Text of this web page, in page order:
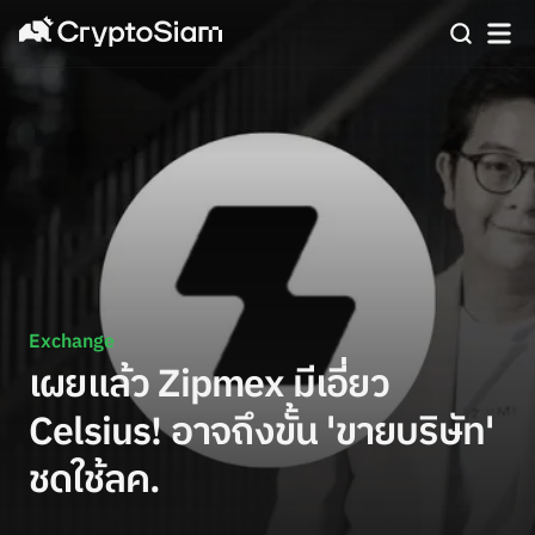
Exchange
เผยแล้ว Zipmex มีเอี่ยว
Celsius! อาจถึงขั้น 'ขายบริษัท'
ชดใช้ลค.